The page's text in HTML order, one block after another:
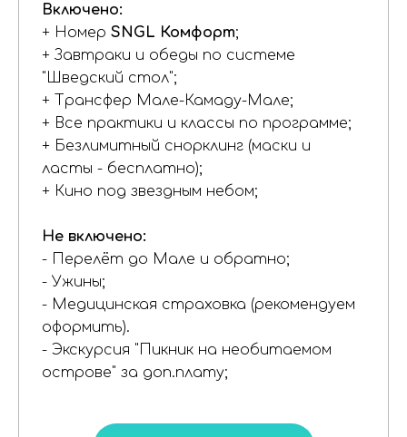
Включено:
+ Номер SNGL Комфорт;
+ Завтраки и обеды по системе
"Шведский стол";
+ Трансфер Мале-Камаду-Мале;
+ Все практики и классы по программе;
+ Безлимитный снорклинг (маски и
ласты - бесплатно);
+ Кино под звездным небом;
Не включено:
- Перелёт до Мале и обратно;
- Ужины;
- Медицинская страховка (рекомендуем
оформить).
- Экскурсия "Пикник на необитаемом
острове" за доп.плату;